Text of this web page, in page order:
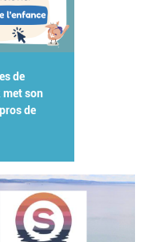
de
met son
de